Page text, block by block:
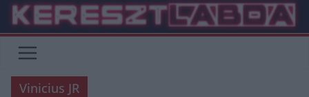
Skip
content
Vinicius JR